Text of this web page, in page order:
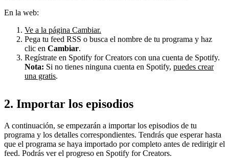
En la web:
Ve a la página Cambiar.
Pega tu feed RSS o busca el nombre de tu programa y haz
clic en Cambiar.
Regístrate en Spotify for Creators con una cuenta de Spotify.
Nota: Si no tienes ninguna cuenta en Spotify, puedes crear
una gratis.
2. Importar los episodios
A continuación, se empezarán a importar los episodios de tu
programa y los detalles correspondientes. Tendrás que esperar hasta
que el programa se haya importado por completo antes de redirigir el
feed. Podrás ver el progreso en Spotify for Creators.